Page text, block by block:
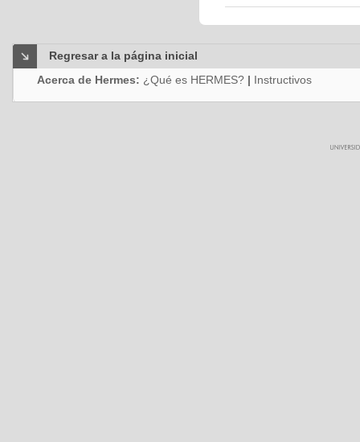
Regresar a la página inicial
Acerca de Hermes: ¿Qué es HERMES? | Instructivos